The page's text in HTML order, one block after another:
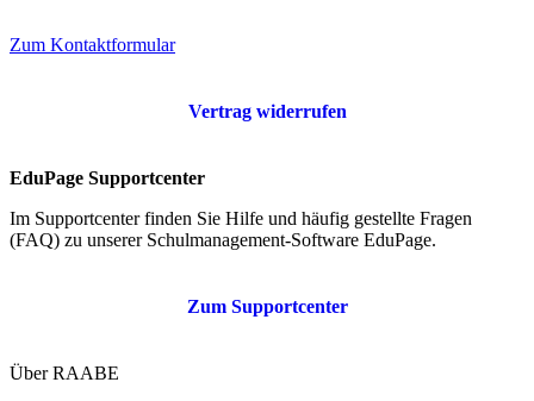
Zum Kontaktformular
Vertrag widerrufen
EduPage Supportcenter
Im Supportcenter finden Sie Hilfe und häufig gestellte Fragen
(FAQ) zu unserer Schulmanagement-Software EduPage.
Zum Supportcenter
Über RAABE